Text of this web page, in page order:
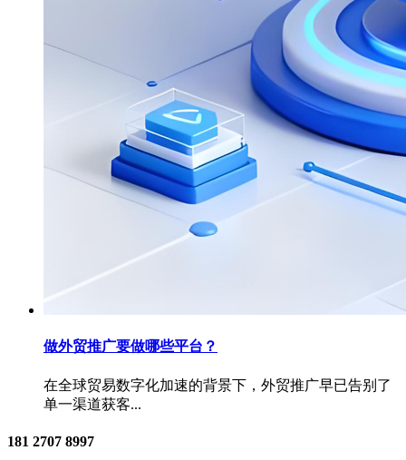
做外贸推广要做哪些平台？
在全球贸易数字化加速的背景下，外贸推广早已告别了
单一渠道获客...
181 2707 8997